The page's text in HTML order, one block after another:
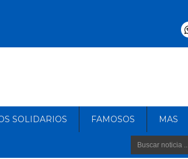
SOLIDARIOS FAMOSOS MAS